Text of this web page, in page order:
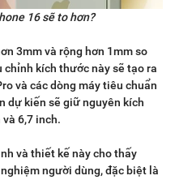
16 sẽ to hơn?
3mm và rộng hơn 1mm so
kích thước này sẽ tạo ra
và các dòng máy tiêu chuẩn
dự kiến sẽ giữ nguyên kích
6,7 inch.
và thiết kế này cho thấy
người dùng, đặc biệt là